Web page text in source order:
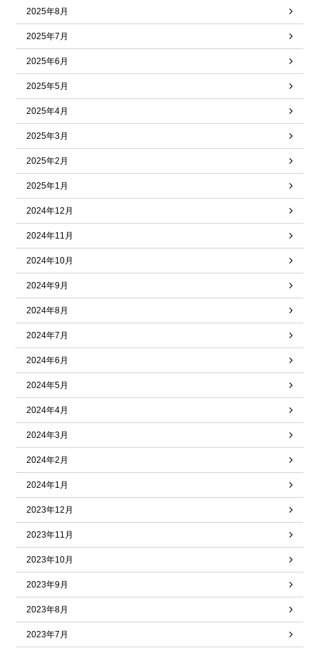
2025年8月
2025年7月
2025年6月
2025年5月
2025年4月
2025年3月
2025年2月
2025年1月
2024年12月
2024年11月
2024年10月
2024年9月
2024年8月
2024年7月
2024年6月
2024年5月
2024年4月
2024年3月
2024年2月
2024年1月
2023年12月
2023年11月
2023年10月
2023年9月
2023年8月
2023年7月